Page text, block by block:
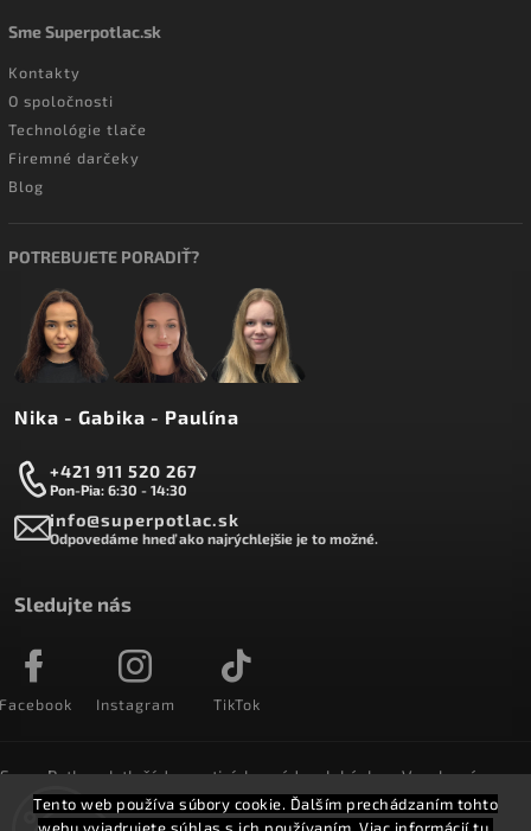
Tento web používa súbory cookie. Ďalším prechádzaním tohto
Sme Superpotlac.sk
Kontakty
O spoločnosti
Technológie tlače
Firemné darčeky
Blog
POTREBUJETE PORADIŤ?
Nika - Gabika - Paulína
+421 911 520 267
Pon-Pia: 6:30 - 14:30
info@superpotlac.sk
Odpovedáme hneď ako najrýchlejšie je to možné.
Sledujte nás
Instagram TikTok
SuperPotlac.sk tlačí denne tisícky módnych kúskov. Vyrobené na
Slovensku a doručované do celého sveta :)